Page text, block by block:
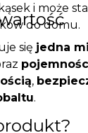
i może
do domu.
się jedna
,
.